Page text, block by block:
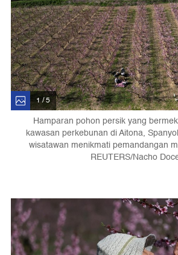
1 / 5
Hamparan pohon persik yang
kawasan perkebunan di Aitona,
wisatawan menikmati pemandangan
REUTERS/Nacho